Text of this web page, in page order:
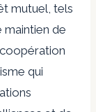
mutuel, tels
de
qui